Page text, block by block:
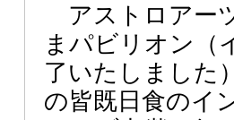
アストロアー
まパビリオン（
了いたしました
の皆既日食のイ